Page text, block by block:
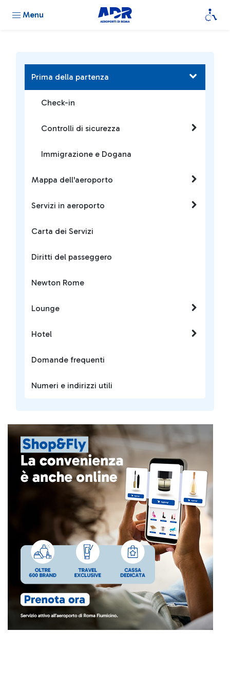
Menu
Prima della partenza
Check-in
Controlli di sicurezza
Immigrazione e Dogana
Mappa dell'aeroporto
Servizi in aeroporto
Carta dei Servizi
Diritti del passeggero
Newton Rome
Lounge
Hotel
Domande frequenti
Numeri e indirizzi utili